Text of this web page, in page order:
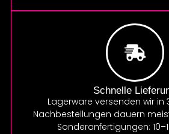
Schnelle
Lagerware versenden wir in
Nachbestellungen dauern
Sonderanfertigungen: